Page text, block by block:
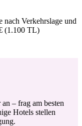
nach Verkehrslage und
(1.100 TL)
– frag am besten
Hotels stellen